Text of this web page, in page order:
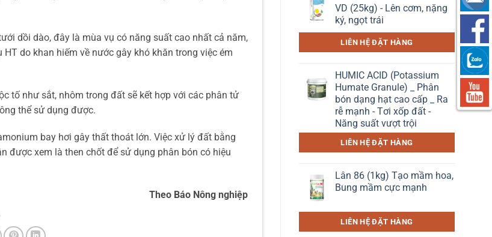
dồi dào, đây là mùa vụ có năng suất cao nhất cả năm,
do khan hiếm về nước gây khó khăn trong việc ém
tố như sắt, nhôm trong đất sẽ kết hợp với các phân tử
thể sử dụng được.
bay hơi gây thất thoát lớn. Việc xử lý đất bằng
được xem là then chốt để sử dụng phân bón có hiệu
Theo Báo Nông nghiệp
VD (25kg) - Lên cơm, nặng
ký, ngọt trái
LIÊN HỆ ĐẶT HÀNG
HUMIC ACID (Potassium
Humate Granule) _ Phân
bón dạng hạt cao cấp _ Ra
rễ mạnh - Tơi xốp đất -
Năng suất vượt trội
LIÊN HỆ ĐẶT HÀNG
Lân 86 (1kg) Tạo mầm hoa,
Bung mầm cực mạnh
LIÊN HỆ ĐẶT HÀNG